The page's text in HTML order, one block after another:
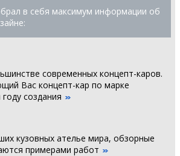
в себя максимум информации об
современных концепт-каров.
Вас концепт-кар по марке
создания
кузовных ателье мира, обзорные
примерами работ